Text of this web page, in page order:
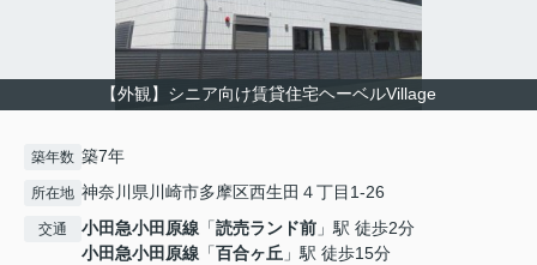
【外観】シニア向け賃貸住宅ヘーベルVillage
築年数 築7年
所在地 神奈川県川崎市多摩区西生田４丁目1-26
交通 小田急小田原線 「読売ランド前 」駅 徒歩2分
小田急小田原線 「百合ヶ丘 」駅 徒歩15分